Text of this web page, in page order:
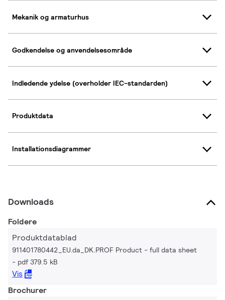
Mekanik og armaturhus
Godkendelse og anvendelsesområde
Indledende ydelse (overholder IEC-standarden)
Produktdata
Installationsdiagrammer
Downloads
Foldere
Produktdatablad
911401780442_EU.da_DK.PROF Product - full data sheet
pdf 379.5 kB
Vis
Brochurer